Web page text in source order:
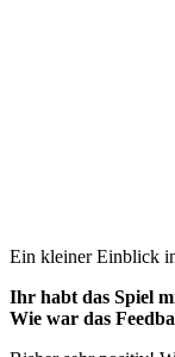
Ein kleiner Einblick
Ihr habt das Spiel
Wie war das